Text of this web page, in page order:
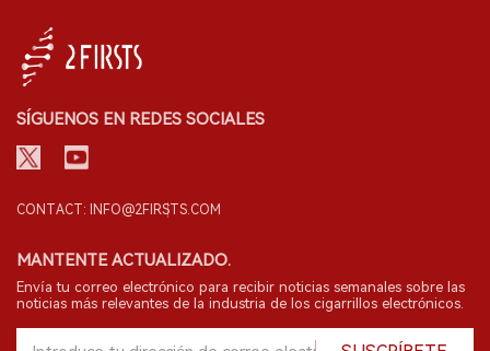
SÍGUENOS EN REDES SOCIALES
CONTACT: INFO@2FIRSTS.COM
MANTENTE ACTUALIZADO.
Envía tu correo electrónico para recibir noticias semanales sobre las
noticias más relevantes de la industria de los cigarrillos electrónicos.